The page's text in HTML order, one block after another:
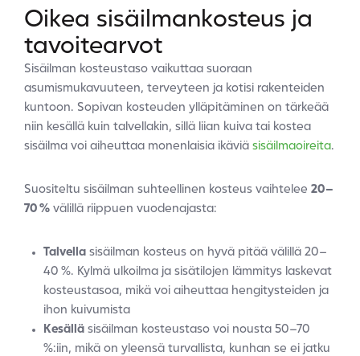
Oikea sisäilmankosteus ja
tavoitearvot
Sisäilman kosteustaso vaikuttaa suoraan
asumismukavuuteen, terveyteen ja kotisi rakenteiden
kuntoon. Sopivan kosteuden ylläpitäminen on tärkeää
niin kesällä kuin talvellakin, sillä liian kuiva tai kostea
sisäilma voi aiheuttaa monenlaisia ikäviä sisäilmaoireita.
Suositeltu sisäilman suhteellinen kosteus vaihtelee 20–
70 % välillä riippuen vuodenajasta:
Talvella sisäilman kosteus on hyvä pitää välillä 20–
40 %. Kylmä ulkoilma ja sisätilojen lämmitys laskevat
kosteustasoa, mikä voi aiheuttaa hengitysteiden ja
ihon kuivumista
Kesällä sisäilman kosteustaso voi nousta 50–70
%:iin, mikä on yleensä turvallista, kunhan se ei jatku